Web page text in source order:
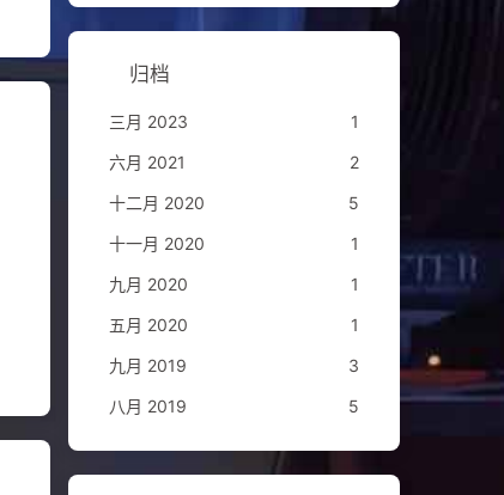
归档
三月 2023
1
六月 2021
2
十二月 2020
5
十一月 2020
1
九月 2020
1
五月 2020
1
九月 2019
3
八月 2019
5